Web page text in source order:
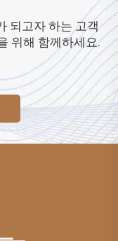
되고자 하는 고객
위해 함께하세요.